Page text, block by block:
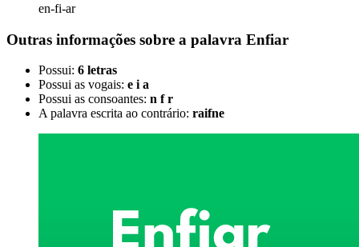
en-fi-ar
Outras informações sobre a palavra Enfiar
Possui: 6 letras
Possui as vogais: e i a
Possui as consoantes: n f r
A palavra escrita ao contrário: raifne